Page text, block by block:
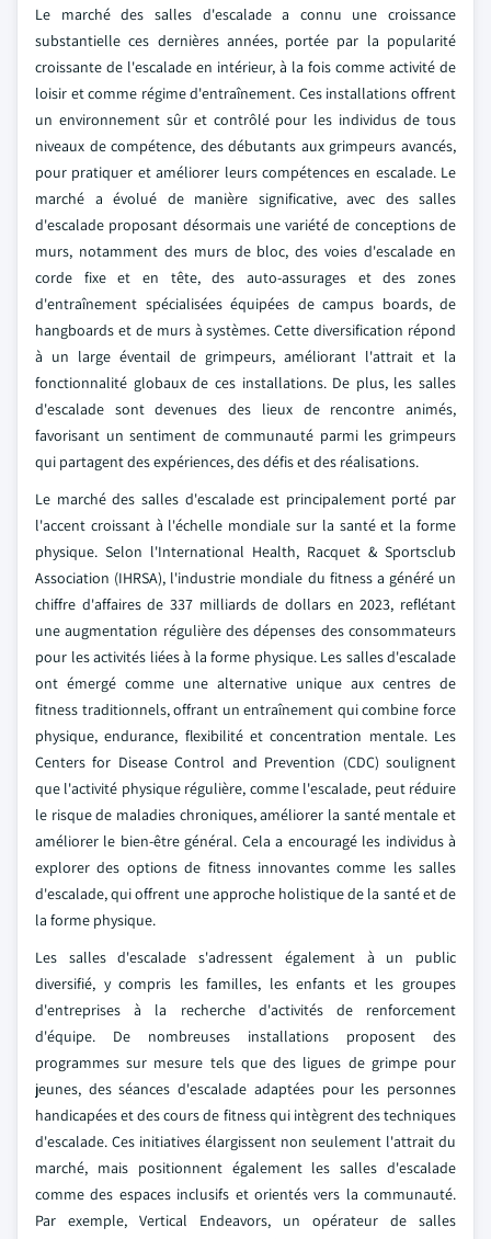
Le marché des salles d'escalade a connu une croissance
substantielle ces dernières années, portée par la popularité
croissante de l'escalade en intérieur, à la fois comme activité de
loisir et comme régime d'entraînement. Ces installations offrent
un environnement sûr et contrôlé pour les individus de tous
niveaux de compétence, des débutants aux grimpeurs avancés,
pour pratiquer et améliorer leurs compétences en escalade. Le
marché a évolué de manière significative, avec des salles
d'escalade proposant désormais une variété de conceptions de
murs, notamment des murs de bloc, des voies d'escalade en
corde fixe et en tête, des auto-assurages et des zones
d'entraînement spécialisées équipées de campus boards, de
hangboards et de murs à systèmes. Cette diversification répond
à un large éventail de grimpeurs, améliorant l'attrait et la
fonctionnalité globaux de ces installations. De plus, les salles
d'escalade sont devenues des lieux de rencontre animés,
favorisant un sentiment de communauté parmi les grimpeurs
qui partagent des expériences, des défis et des réalisations.
Le marché des salles d'escalade est principalement porté par
l'accent croissant à l'échelle mondiale sur la santé et la forme
physique. Selon l'International Health, Racquet & Sportsclub
Association (IHRSA), l'industrie mondiale du fitness a généré un
chiffre d'affaires de 337 milliards de dollars en 2023, reflétant
une augmentation régulière des dépenses des consommateurs
pour les activités liées à la forme physique. Les salles d'escalade
ont émergé comme une alternative unique aux centres de
fitness traditionnels, offrant un entraînement qui combine force
physique, endurance, flexibilité et concentration mentale. Les
Centers for Disease Control and Prevention (CDC) soulignent
que l'activité physique régulière, comme l'escalade, peut réduire
le risque de maladies chroniques, améliorer la santé mentale et
améliorer le bien-être général. Cela a encouragé les individus à
explorer des options de fitness innovantes comme les salles
d'escalade, qui offrent une approche holistique de la santé et de
la forme physique.
Les salles d'escalade s'adressent également à un public
diversifié, y compris les familles, les enfants et les groupes
d'entreprises à la recherche d'activités de renforcement
d'équipe. De nombreuses installations proposent des
programmes sur mesure tels que des ligues de grimpe pour
jeunes, des séances d'escalade adaptées pour les personnes
handicapées et des cours de fitness qui intègrent des techniques
d'escalade. Ces initiatives élargissent non seulement l'attrait du
marché, mais positionnent également les salles d'escalade
comme des espaces inclusifs et orientés vers la communauté.
Par exemple, Vertical Endeavors, un opérateur de salles